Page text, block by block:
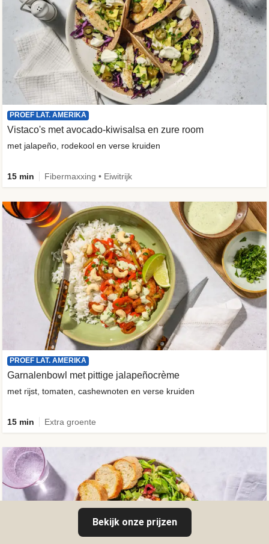
PROEF LAT. AMERIKA
Vistaco's met avocado-kiwisalsa en zure room
met jalapeño, rodekool en verse kruiden
15 min Fibermaxxing • Eiwitrijk
PROEF LAT. AMERIKA
Garnalenbowl met pittige jalapeñocrème
met rijst, tomaten, cashewnoten en verse kruiden
15 min Extra groente
Bekijk onze prijzen